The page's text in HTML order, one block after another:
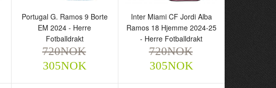
Portugal G. Ramos 9 Borte
EM 2024 - Herre
Fotballdrakt
720NOK 305NOK
Inter Miami CF Jordi Alba
Ramos 18 Hjemme 2024-
25 - Herre Fotballdrakt
720NOK 305NOK
Portugal G. Ramos 9 Borte
EM 2024 - Herre
Fotballdrakt
720NOK
305NOK
Inter Miami CF Jordi Alba
Ramos 18 Hjemme 2024-25
- Herre Fotballdrakt
720NOK
305NOK